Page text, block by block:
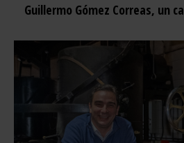
Guillermo Gómez Correas, un